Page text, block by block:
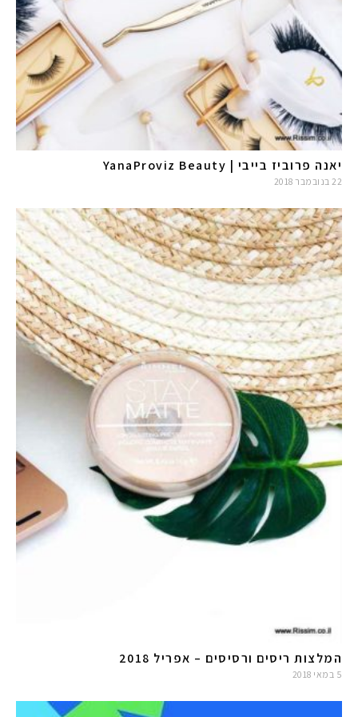
#הסטודיושלקורין
יאנה פרוביז בייבי | YanaProviz Beauty
22 בנובמבר 2018
המלצות ריסים ורסיסים – אפריל 2018
5 במאי 2018